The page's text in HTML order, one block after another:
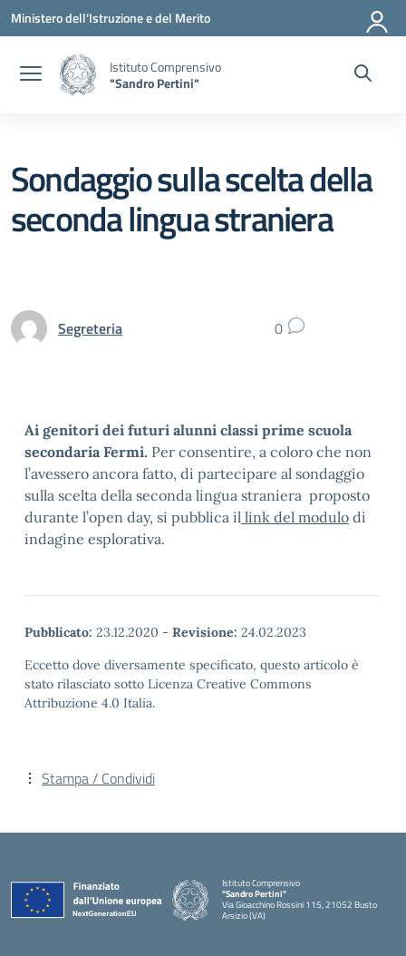
Vai ai contenuti
Vai al menu di navigazione
Vai al footer
Ministero dell'Istruzione e del Merito
Istituto Comprensivo
"Sandro Pertini"
Sondaggio sulla scelta della
seconda lingua straniera
Segreteria 0
Ai genitori dei futuri alunni classi prime scuola
secondaria Fermi. Per consentire, a coloro che non
l’avessero ancora fatto, di partecipare al sondaggio
sulla scelta della seconda lingua straniera proposto
durante l’open day, si pubblica il link del modulo di
indagine esplorativa.
Pubblicato: 23.12.2020 - Revisione: 24.02.2023
Eccetto dove diversamente specificato, questo articolo è
stato rilasciato sotto Licenza Creative Commons
Attribuzione 4.0 Italia.
Stampa / Condividi
Istituto Comprensivo
"Sandro Pertini"
Via Gioacchino Rossini 115, 21052 Busto
Arsizio (VA)